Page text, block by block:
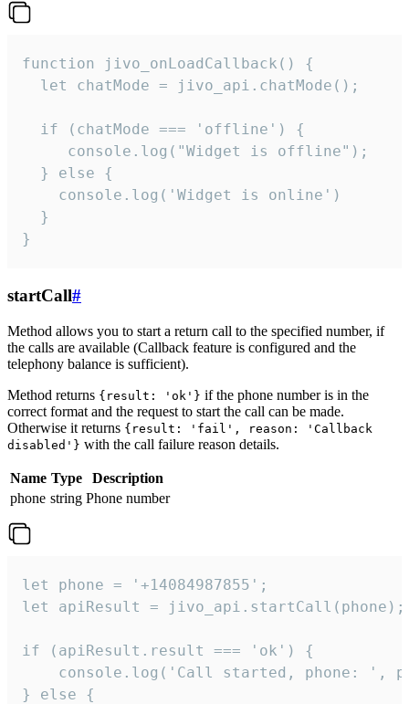
function jivo_onLoadCallback() {
  let chatMode = jivo_api.chatMode();
  if (chatMode === 'offline') {
     console.log("Widget is offline");
  } else {
    console.log('Widget is online')
  }
}
startCall#
Method allows you to start a return call to the specified number, if
the calls are available (Callback feature is configured and the
telephony balance is sufficient).
Method returns {result: 'ok'} if the phone number is in the
correct format and the request to start the call can be made.
Otherwise it returns {result: 'fail', reason: 'Callback
disabled'} with the call failure reason details.
Name Type
Description
phone string Phone number
let phone = '+14084987855';
let apiResult = jivo_api.startCall(phone);
if (apiResult.result === 'ok') {
console.log('Call started, phone: ',
} else {